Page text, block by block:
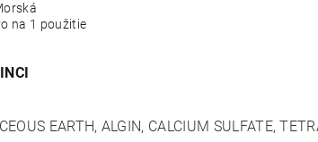
na 1 použitie
EARTH, ALGIN, CALCIUM SULFATE,